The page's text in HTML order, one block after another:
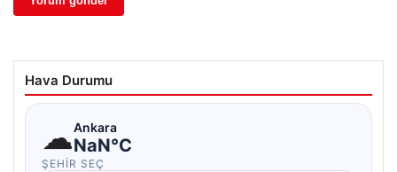
Hava Durumu
☁Ankara
NaN°C
ŞEHIR SEÇ